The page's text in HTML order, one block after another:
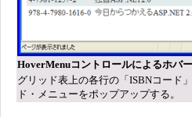
HoverMenuコントロールによるホバ
グリッド表上の各行の「ISBNコード
ド・メニューをポップアップする。